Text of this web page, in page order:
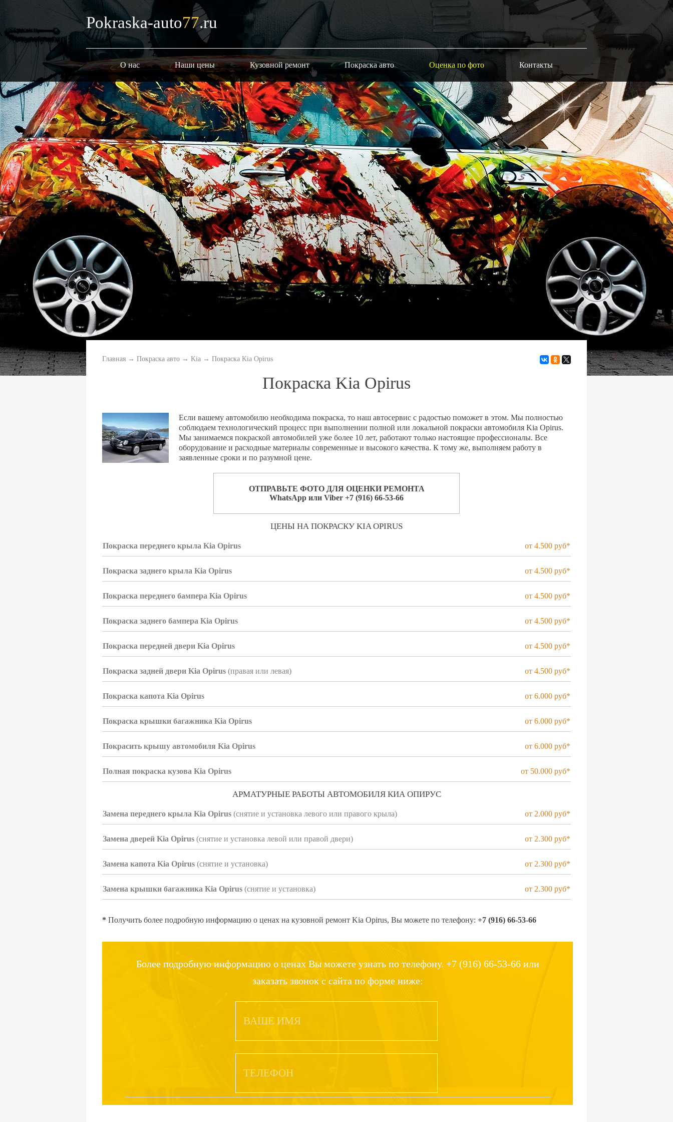
Pokraska-auto77.ru
О нас Наши цены Кузовной ремонт Покраска авто Оценка по фото Контакты
Главная → Покраска авто → Kia → Покраска Kia Opirus
Покраска Kia Opirus
Если вашему автомобилю необходима покраска, то наш автосервис с радостью поможет в этом. Мы полностью
соблюдаем технологический процесс при выполнении полной или локальной покраски автомобиля Kia Opirus.
Мы занимаемся покраской автомобилей уже более 10 лет, работают только настоящие профессионалы. Все
оборудование и расходные материалы современные и высокого качества. К тому же, выполняем работу в
заявленные сроки и по разумной цене.
ОТПРАВЬТЕ ФОТО ДЛЯ ОЦЕНКИ РЕМОНТА
WhatsApp или Viber +7 (916) 66-53-66
ЦЕНЫ НА ПОКРАСКУ KIA OPIRUS
Покраска переднего крыла Kia Opirus от 4.500 руб*
Покраска заднего крыла Kia Opirus от 4.500 руб*
Покраска переднего бампера Kia Opirus от 4.500 руб*
Покраска заднего бампера Kia Opirus от 4.500 руб*
Покраска передней двери Kia Opirus от 4.500 руб*
Покраска задней двери Kia Opirus (правая или левая) от 4.500 руб*
Покраска капота Kia Opirus от 6.000 руб*
Покраска крышки багажника Kia Opirus от 6.000 руб*
Покрасить крышу автомобиля Kia Opirus от 6.000 руб*
Полная покраска кузова Kia Opirus от 50.000 руб*
АРМАТУРНЫЕ РАБОТЫ АВТОМОБИЛЯ КИА ОПИРУС
Замена переднего крыла Kia Opirus (снятие и установка левого или правого крыла) от 2.000 руб*
Замена дверей Kia Opirus (снятие и установка левой или правой двери) от 2.300 руб*
Замена капота Kia Opirus (снятие и установка) от 2.300 руб*
Замена крышки багажника Kia Opirus (снятие и установка) от 2.300 руб*
* Получить более подробную информацию о ценах на кузовной ремонт Kia Opirus, Вы можете по телефону: +7 (916) 66-53-66
Более подробную информацию о ценах Вы можете узнать по телефону. +7 (916) 66-53-66 или
заказать звонок с сайта по форме ниже: